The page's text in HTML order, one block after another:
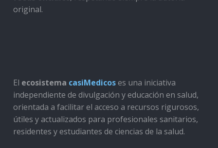
original.
El ecosistema casiMedicoses una iniciativa
independiente de divulgación y educación en salud,
orientada a facilitar el acceso a recursos rigurosos,
útiles y actualizados para profesionales sanitarios,
residentes y estudiantes de ciencias de la salud.